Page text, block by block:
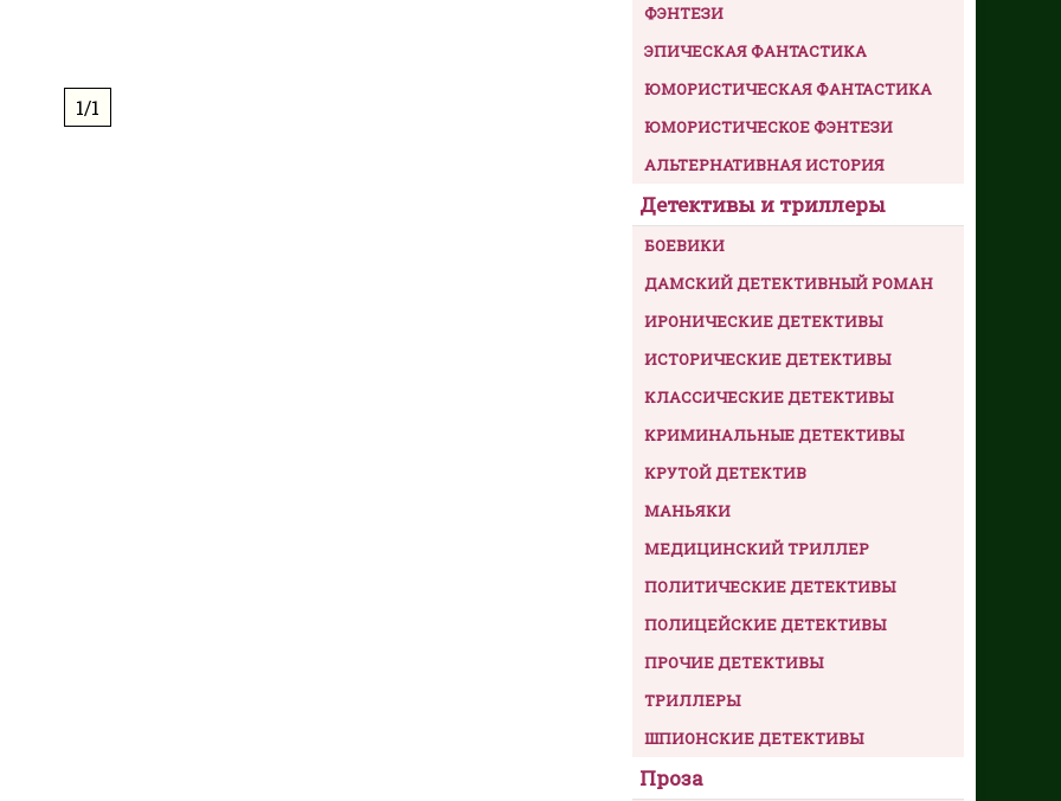
1/1
ФЭНТЕЗИ
ЭПИЧЕСКАЯ ФАНТАСТИКА
ЮМОРИСТИЧЕСКАЯ ФАНТАСТИКА
ЮМОРИСТИЧЕСКОЕ ФЭНТЕЗИ
АЛЬТЕРНАТИВНАЯ ИСТОРИЯ
Детективы и триллеры
БОЕВИКИ
ДАМСКИЙ ДЕТЕКТИВНЫЙ РОМАН
ИРОНИЧЕСКИЕ ДЕТЕКТИВЫ
ИСТОРИЧЕСКИЕ ДЕТЕКТИВЫ
КЛАССИЧЕСКИЕ ДЕТЕКТИВЫ
КРИМИНАЛЬНЫЕ ДЕТЕКТИВЫ
КРУТОЙ ДЕТЕКТИВ
МАНЬЯКИ
МЕДИЦИНСКИЙ ТРИЛЛЕР
ПОЛИТИЧЕСКИЕ ДЕТЕКТИВЫ
ПОЛИЦЕЙСКИЕ ДЕТЕКТИВЫ
ПРОЧИЕ ДЕТЕКТИВЫ
ТРИЛЛЕРЫ
ШПИОНСКИЕ ДЕТЕКТИВЫ
Проза